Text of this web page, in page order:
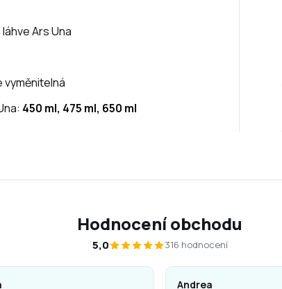
Ars Una
vyměnitelná
450 ml, 475 ml, 650 ml
Hodnocení obchodu
5,0 316 hodnocení
Andrea